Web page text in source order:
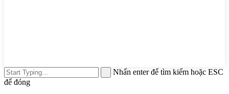
Nhấn enter để tìm kiếm hoặc ESC
để đóng